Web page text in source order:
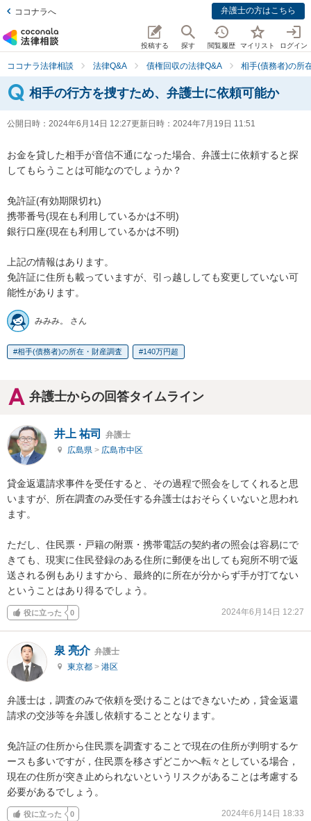
ココナラへ 弁護士の方はこちら
投稿する 探す 閲覧履歴 マイリスト ログイン
ココナラ法律相談 法律Q&A 債権回収の法律Q&A 相手(債務者)の所
相手の行方を捜すため、弁護士に依頼可能か
公開日時： 2024年6月14日 12:27更新日時： 2024年7月19日 11:51
お金を貸した相手が音信不通になった場合、弁護士に依頼すると探
してもらうことは可能なのでしょうか？
免許証(有効期限切れ)
携帯番号(現在も利用しているかは不明)
銀行口座(現在も利用しているかは不明)
上記の情報はあります。
免許証に住所も載っていますが、引っ越ししても変更していない可
能性があります。
みみみ。 さん
相手(債務者)の所在・財産調査 140万円超
弁護士からの回答タイムライン
井上 祐司
弁護士
広島県 > 広島市中区
貸金返還請求事件を受任すると、その過程で照会をしてくれると思
いますが、所在調査のみ受任する弁護士はおそらくいないと思われ
ます。
ただし、住民票・戸籍の附票・携帯電話の契約者の照会は容易にで
きても、現実に住民登録のある住所に郵便を出しても宛所不明で返
送される例もありますから、最終的に所在が分からず手が打てない
ということはあり得るでしょう。
役に立った 0 2024年6月14日 12:27
泉 亮介 弁護士
東京都 > 港区
弁護士は，調査のみで依頼を受けることはできないため，貸金返還
請求の交渉等を弁護し依頼することとなります。
免許証の住所から住民票を調査することで現在の住所が判明するケ
ースも多いですが，住民票を移さずどこかへ転々としている場合，
現在の住所が突き止められないというリスクがあることは考慮する
必要があるでしょう。
役に立った 0 2024年6月14日 18:33